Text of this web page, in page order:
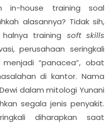
in-house training soal
alasannya? Tidak sih,
training soft skills
perusahaan seringkali
“panacea”, obat
di kantor. Nama
dalam mitologi Yunani
segala jenis penyakit.
diharapkan saat